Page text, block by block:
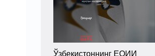
Ўзбекистоннинг ЕОИИ